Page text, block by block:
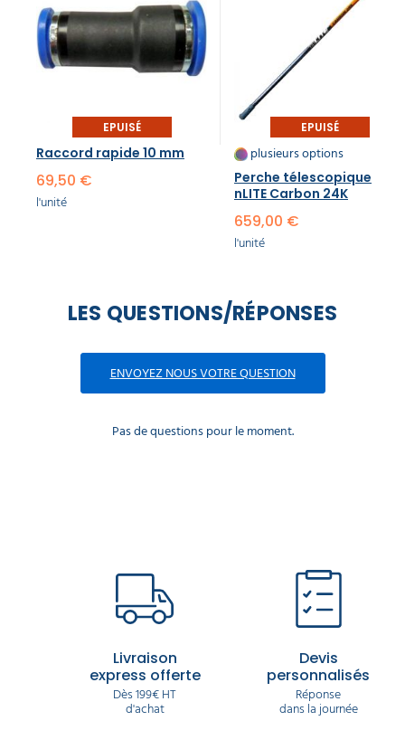
EPUISÉ
Raccord rapide 10 mm
69,50 €
l'unité
EPUISÉ
plusieurs options
Perche télescopique
nLITE Carbon 24K
659,00 €
l'unité
LES QUESTIONS/RÉPONSES
ENVOYEZ NOUS VOTRE QUESTION
Pas de questions pour le moment.
Livraison
express offerte
Dès 199€ HT
d'achat
Devis
personnalisés
Réponse
dans la journée